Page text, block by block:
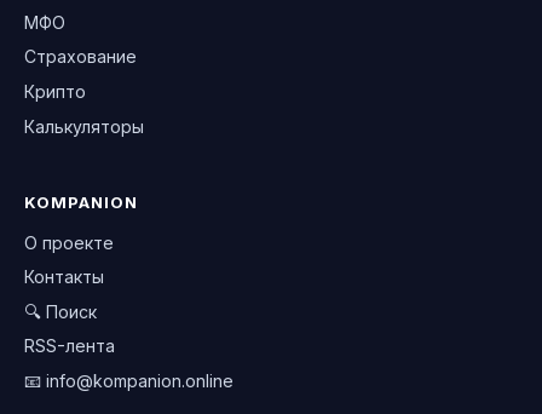
МФО
Страхование
Крипто
Калькуляторы
KOMPANION
О проекте
Контакты
🔍 Поиск
RSS-лента
📧 info@kompanion.online